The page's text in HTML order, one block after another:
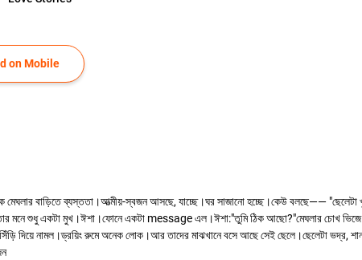
on Mobile
মেঘলার বাড়িতে ব্যস্ততা।আত্মীয়-স্বজন আসছে, যাচ্ছে।ঘর সাজানো হচ্ছে।কেউ বলছে—— "ছেলেটা
মনে শুধু একটা মুখ।ঈশা।ফোনে একটা message এল।ঈশা:"তুমি ঠিক আছো?"মেঘলার চোখ
দিয়ে নামল।ড্রয়িং রুমে অনেক লোক।আর তাদের মাঝখানে বসে আছে সেই ছেলে।ছেলেটা ভদ্র,